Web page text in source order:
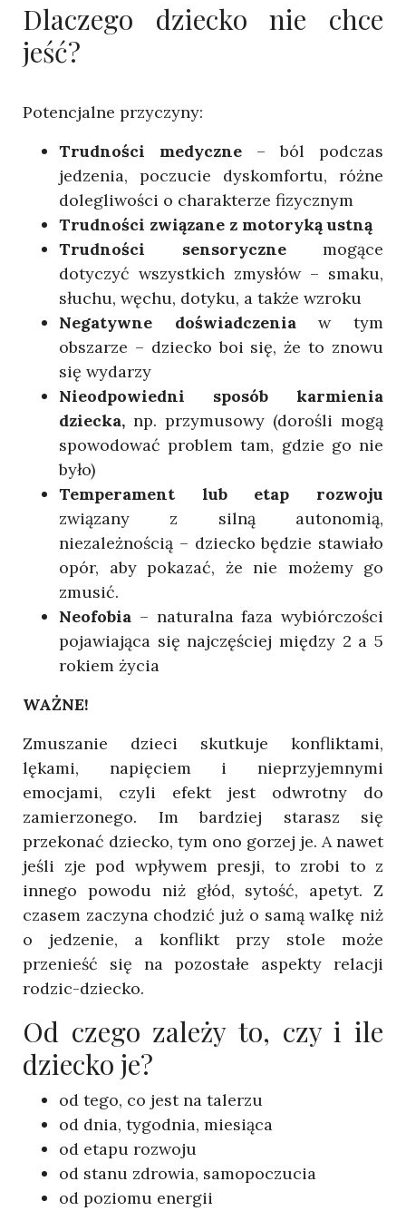
Dlaczego dziecko nie chce
jeść?
Potencjalne przyczyny:
Trudności medyczne – ból podczas
jedzenia, poczucie dyskomfortu, różne
dolegliwości o charakterze fizycznym
Trudności związane z motoryką ustną
Trudności sensorycznemogące
dotyczyć wszystkich zmysłów – smaku,
słuchu, węchu, dotyku, a także wzroku
Negatywne doświadczeniaw tym
obszarze – dziecko boi się, że to znowu
się wydarzy
Nieodpowiedni sposób karmienia
dziecka, np. przymusowy (dorośli mogą
spowodować problem tam, gdzie go nie
było)
Temperament lub etap rozwoju
związany z silną autonomią,
niezależnością – dziecko będzie stawiało
opór, aby pokazać, że nie możemy go
zmusić.
Neofobia – naturalna faza wybiórczości
pojawiająca się najczęściej między 2 a 5
rokiem życia
WAŻNE!
Zmuszanie dzieci skutkuje konfliktami,
lękami, napięciem i nieprzyjemnymi
emocjami, czyli efekt jest odwrotny do
zamierzonego. Im bardziej starasz się
przekonać dziecko, tym ono gorzej je. A nawet
jeśli zje pod wpływem presji, to zrobi to z
innego powodu niż głód, sytość, apetyt. Z
czasem zaczyna chodzić już o samą walkę niż
o jedzenie, a konflikt przy stole może
przenieść się na pozostałe aspekty relacji
rodzic-dziecko.
Od czego zależy to, czy i ile
dziecko je?
od tego, co jest na talerzu
od dnia, tygodnia, miesiąca
od etapu rozwoju
od stanu zdrowia, samopoczucia
od poziomu energii